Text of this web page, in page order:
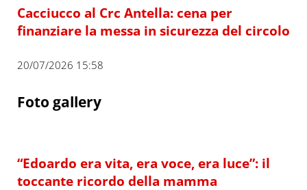
Cacciucco al Crc Antella: cena per
finanziare la messa in sicurezza del circolo
20/07/2026 15:58
Foto gallery
“Edoardo era vita, era voce, era luce”: il
toccante ricordo della mamma